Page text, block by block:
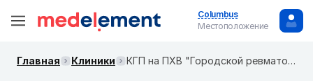
Columbus
Местоположение
Главная Клиники КГП на ПХВ "Городской ревматологический центр"